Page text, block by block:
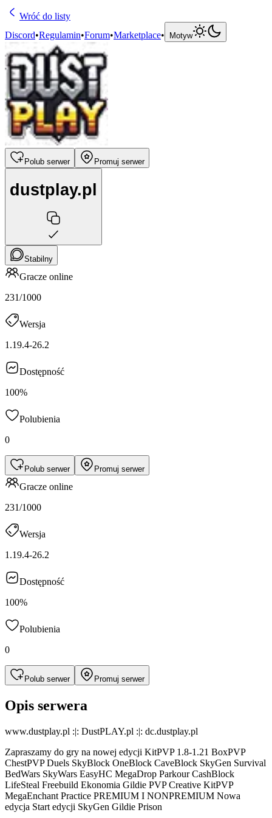
Wróć do listy
Discord•Regulamin•Forum•Marketplace• Motyw
Polub serwer Promuj serwer
dustplay.pl
Stabilny
Gracze online
231/1000
Wersja
1.19.4-26.2
Dostępność
100%
Polubienia
0
Polub serwer Promuj serwer
Gracze online
231/1000
Wersja
1.19.4-26.2
Dostępność
100%
Polubienia
0
Polub serwer Promuj serwer
Opis serwera
www.dustplay.pl :|: DustPLAY.pl :|: dc.dustplay.pl
Zapraszamy do gry na nowej edycji KitPVP 1.8-1.21 BoxPVP
ChestPVP Duels SkyBlock OneBlock CaveBlock SkyGen Survival
BedWars SkyWars EasyHC MegaDrop Parkour CashBlock
LifeSteal Freebuild Ekonomia Gildie PVP Creative KitPVP
MegaEnchant Practice PREMIUM I NONPREMIUM Nowa
edycja Start edycji SkyGen Gildie Prison